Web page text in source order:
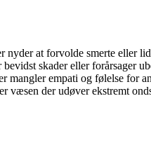
nyder at forvolde smerte eller
bevidst skader eller forårsager
mangler empati og følelse for
væsen der udøver ekstremt